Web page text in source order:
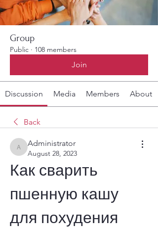
Group
Public · 108 members
Join
Discussion Media Members About
Back
Administrator
Administrator
August 28, 2023
Как сварить
пшенную кашу
для похудения